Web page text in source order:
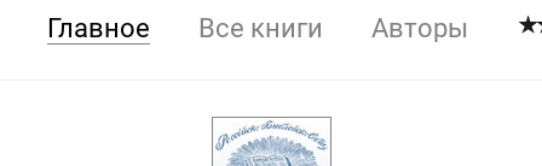
Главное Все книги Авторы